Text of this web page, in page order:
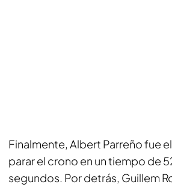
Finalmente, Albert Parreño fue
parar el crono en un tiempo de
segundos. Por detrás, Guillem